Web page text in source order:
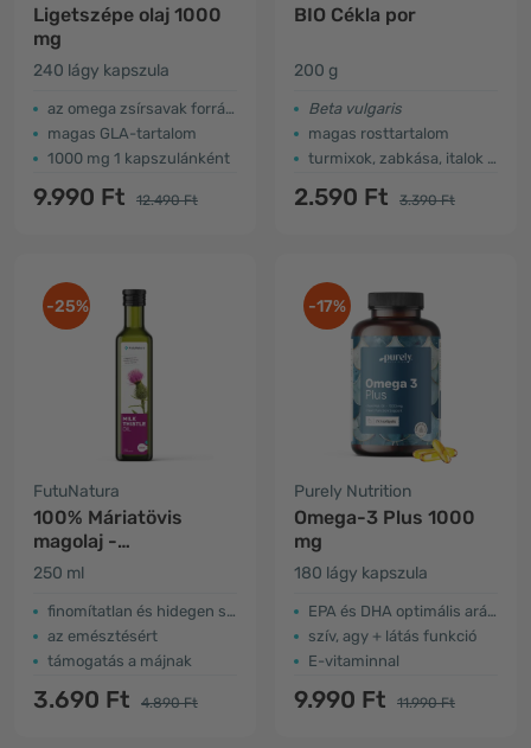
Ligetszépe olaj 1000
mg
240 lágy kapszula
az omega zsírsavak forrása
magas GLA-tartalom
1000 mg 1 kapszulánként
9.990 Ft 12.490 Ft
BIO Cékla por
200 g
Beta vulgaris
magas rosttartalom
turmixok, zabkása, italok kiegészítője..
2.590 Ft 3.390 Ft
-25%
FutuNatura
100% Máriatövis
magolaj -
salaktalanítás és máj
250 ml
finomítatlan és hidegen sajtolt
az emésztésért
támogatás a májnak
3.690 Ft 4.890 Ft
-17%
Purely Nutrition
Omega-3 Plus 1000
mg
180 lágy kapszula
EPA és DHA optimális aránya
szív, agy + látás funkció
E-vitaminnal
9.990 Ft 11.990 Ft